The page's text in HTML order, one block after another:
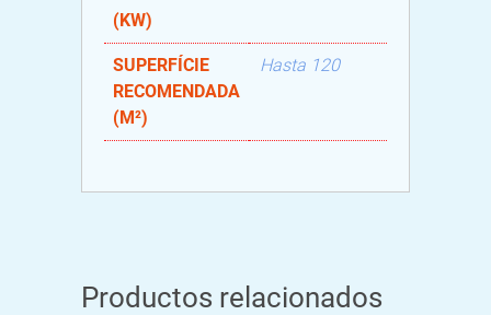
(KW)
SUPERFÍCIE
RECOMENDADA
(M²)
Hasta 120
Productos relacionados